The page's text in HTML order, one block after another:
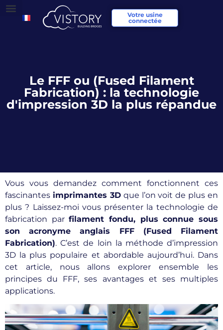
Votre usine
connectée
Le FFF ou (Fused Filament
Fabrication) : la technologie
d'impression 3D la plus répandue
Vous vous demandez comment fonctionnent ces
fascinantes imprimantes 3Dque l’on voit de plus en
plus ? Laissez-moi vous présenter la technologie de
fabrication parfilament fondu, plus connue sous
son acronyme anglais FFF (Fused Filament
Fabrication). C’est de loin la méthode d’impression
3D la plus populaire et abordable aujourd’hui. Dans
cet article, nous allons explorer ensemble les
principes du FFF, ses avantages et ses multiples
applications.